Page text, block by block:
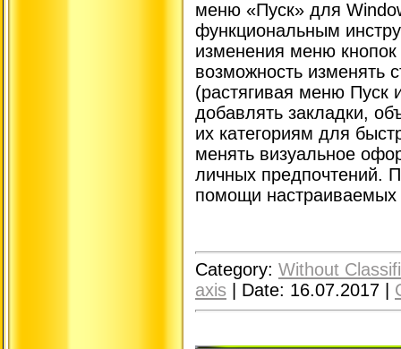
меню «Пуск» для
функциональным
изменения меню
возможность изменять
(растягивая меню
добавлять закладки,
их категориям для
менять визуальное
личных предпочтений.
помощи настраиваемых
Category: Without
axis | Date: 16.07.2017 |